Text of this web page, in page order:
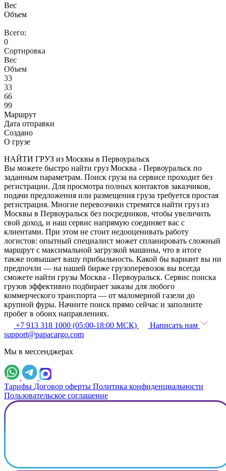
Вес
Объем
Всего:
0
Сортировка
Вес
Объем
33
33
66
99
Маршрут
Дата отправки
Создано
О грузе
НАЙТИ ГРУЗ из Москвы в Первоуральск
Вы можете быстро найти груз Москва - Первоуральск по
заданным параметрам. Поиск груза на сервисе проходит без
регистрации. Для просмотра полных контактов заказчиков,
подачи предложения или размещения груза требуется простая
регистрация. Многие перевозчики стремятся найти груз из
Москвы в Первоуральск без посредников, чтобы увеличить
свой доход, и наш сервис напрямую соединяет вас с
клиентами. При этом не стоит недооценивать работу
логистов: опытный специалист может спланировать сложный
маршрут с максимальной загрузкой машины, что в итоге
также повышает вашу прибыльность. Какой бы вариант вы ни
предпочли — на нашей бирже грузоперевозок вы всегда
сможете найти грузы Москва - Первоуральск. Сервис поиска
грузов эффективно подбирает заказы для любого
коммерческого транспорта — от маломерной газели до
крупной фуры. Начните поиск прямо сейчас и заполните
пробег в обоих направлениях.
+7 913 318 1000 (05:00-18:00 МСК)
Написать нам
support@papacargo.com
Мы в мессенджерах
Тарифы Договор оферты Политика конфиденциальности
Пользовательское соглашение